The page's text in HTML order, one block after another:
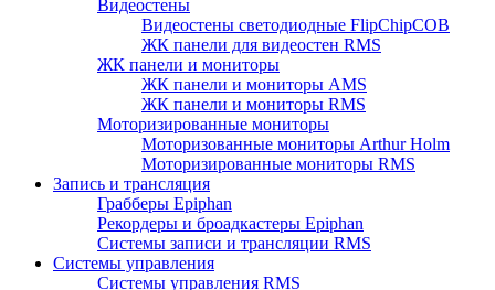
Видеостены
Видеостены светодиодные FlipChipCOB
ЖК панели для видеостен RMS
ЖК панели и мониторы
ЖК панели и мониторы AMS
ЖК панели и мониторы RMS
Моторизированные мониторы
Моторизованные мониторы Arthur Holm
Моторизированные мониторы RMS
Запись и трансляция
Грабберы Epiphan
Рекордеры и броадкастеры Epiphan
Системы записи и трансляции RMS
Системы управления
Системы управления RMS